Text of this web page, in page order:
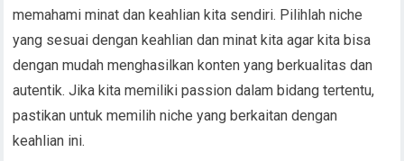
memahami minat dan keahlian kita sendiri. Pilihlah niche
yang sesuai dengan keahlian dan minat kita agar kita bisa
dengan mudah menghasilkan konten yang berkualitas dan
autentik. Jika kita memiliki passion dalam bidang tertentu,
pastikan untuk memilih niche yang berkaitan dengan
keahlian ini.